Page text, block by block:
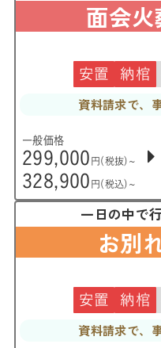
面会火
安置 納棺
資料請求で、
一般価格
299,000 円(税抜)~
328,900 円(税込)~
一日の中で
お別
安置 納棺
資料請求で、